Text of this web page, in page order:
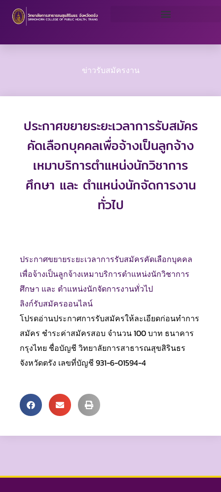
ข่าวรับสมัครงาน
ประกาศขยายระยะเวลาการรับสมัคร
คัดเลือกบุคคลเพื่อจ้างเป็นลูกจ้าง
เหมาบริการตำแหน่งนักวิชาการ
ศึกษา และ ตำแหน่งนักจัดการงาน
ทั่วไป
ประกาศขยายระยะเวลาการรับสมัครคัดเลือกบุคคล
เพื่อจ้างเป็นลูกจ้างเหมาบริการตำแหน่งนักวิชาการ
ศึกษา และ ตำแหน่งนักจัดการงานทั่วไป
ลิงก์รับสมัครออนไลน์
โปรดอ่านประกาศการรับสมัครให้ละเอียดก่อนทำการ
สมัคร ชำระค่าสมัครสอบ จำนวน 100 บาท ธนาคาร
กรุงไทย ชื่อบัญชี วิทยาลัยการสาธารณสุขสิรินธร
จังหวัดตรัง เลขที่บัญชี 931-6-01594-4